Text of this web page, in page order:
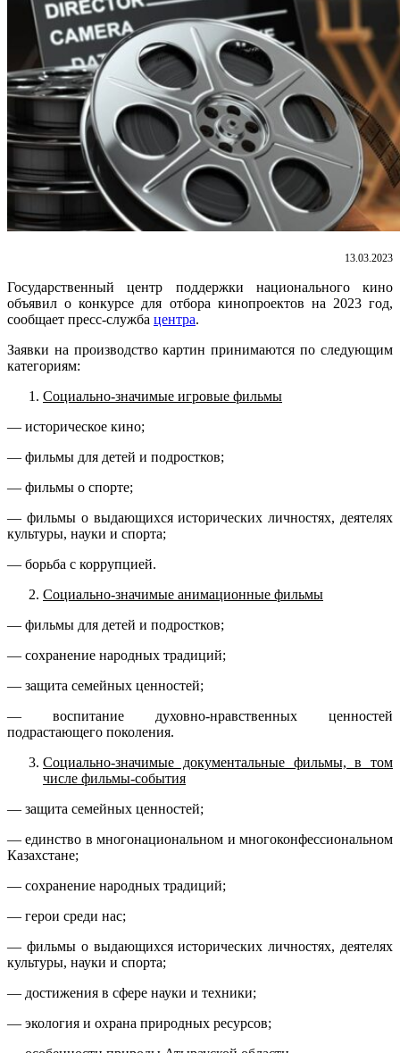
13.03.2023
Государственный центр поддержки национального кино
объявил о конкурсе для отбора кинопроектов на 2023 год,
сообщает пресс-служба центра.
Заявки на производство картин принимаются по следующим
категориям:
Социально-значимые игровые фильмы
— историческое кино;
— фильмы для детей и подростков;
— фильмы о спорте;
— фильмы о выдающихся исторических личностях, деятелях
культуры, науки и спорта;
— борьба с коррупцией.
Социально-значимые анимационные фильмы
— фильмы для детей и подростков;
— сохранение народных традиций;
— защита семейных ценностей;
— воспитание духовно-нравственных ценностей
подрастающего поколения.
Социально-значимые документальные фильмы, в том
числе фильмы-события
— защита семейных ценностей;
— единство в многонациональном и многоконфессиональном
Казахстане;
— сохранение народных традиций;
— герои среди нас;
— фильмы о выдающихся исторических личностях, деятелях
культуры, науки и спорта;
— достижения в сфере науки и техники;
— экология и охрана природных ресурсов;